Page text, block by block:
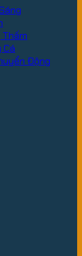
Cá
Động